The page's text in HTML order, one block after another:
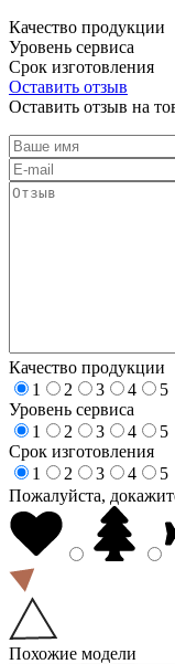
Качество продукции
Уровень сервиса
Срок изготовления
Оставить отзыв
Оставить отзыв на
Качество продукции
1
2 3 4
5
Уровень сервиса
1
2 3 4
5
Срок изготовления
1
2 3 4
5
Пожалуйста,
Похожие модели